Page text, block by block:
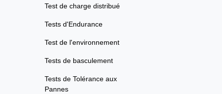
Test de charge distribué
Tests d'Endurance
Test de l'environnement
Tests de basculement
Tests de Tolérance aux
Pannes